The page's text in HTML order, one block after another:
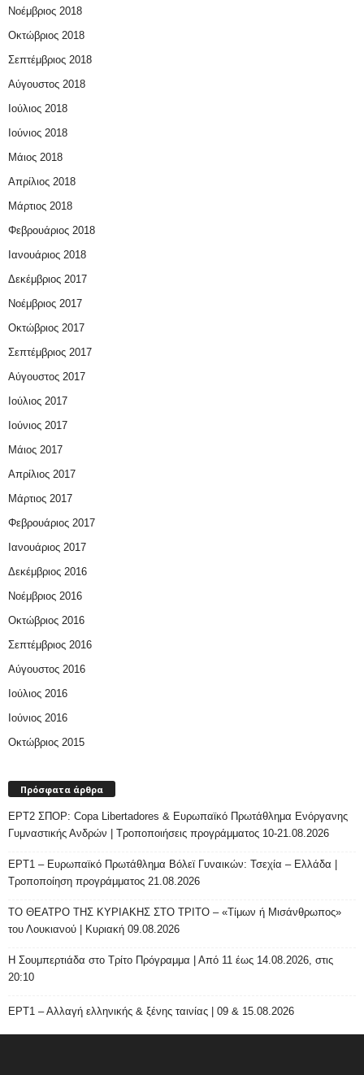
Νοέμβριος 2018
Οκτώβριος 2018
Σεπτέμβριος 2018
Αύγουστος 2018
Ιούλιος 2018
Ιούνιος 2018
Μάιος 2018
Απρίλιος 2018
Μάρτιος 2018
Φεβρουάριος 2018
Ιανουάριος 2018
Δεκέμβριος 2017
Νοέμβριος 2017
Οκτώβριος 2017
Σεπτέμβριος 2017
Αύγουστος 2017
Ιούλιος 2017
Ιούνιος 2017
Μάιος 2017
Απρίλιος 2017
Μάρτιος 2017
Φεβρουάριος 2017
Ιανουάριος 2017
Δεκέμβριος 2016
Νοέμβριος 2016
Οκτώβριος 2016
Σεπτέμβριος 2016
Αύγουστος 2016
Ιούλιος 2016
Ιούνιος 2016
Οκτώβριος 2015
Πρόσφατα άρθρα
ΕΡΤ2 ΣΠΟΡ: Copa Libertadores & Ευρωπαϊκό Πρωτάθλημα Ενόργανης
Γυμναστικής Ανδρών | Τροποποιήσεις προγράμματος 10-21.08.2026
ΕΡΤ1 – Ευρωπαϊκό Πρωτάθλημα Βόλεϊ Γυναικών: Τσεχία – Ελλάδα |
Τροποποίηση προγράμματος 21.08.2026
ΤΟ ΘΕΑΤΡΟ ΤΗΣ ΚΥΡΙΑΚΗΣ ΣΤΟ ΤΡΙΤΟ – «Τίμων ή Μισάνθρωπος»
του Λουκιανού | Κυριακή 09.08.2026
H Σουμπερτιάδα στο Τρίτο Πρόγραμμα | Από 11 έως 14.08.2026, στις
20:10
ΕΡΤ1 – Αλλαγή ελληνικής & ξένης ταινίας | 09 & 15.08.2026